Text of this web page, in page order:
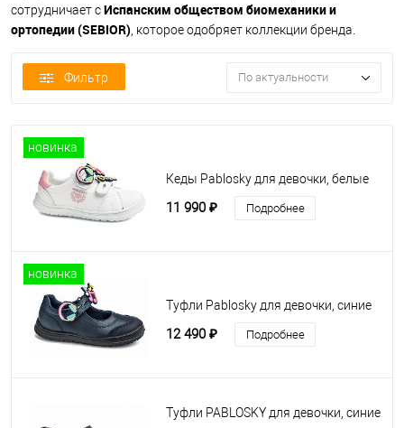
сотрудничает сИспанским обществом биомеханики и
ортопедии (SEBIOR) , которое одобряет коллекции бренда.
Фильтр По актуальности
новинка
Кеды Pablosky для девочки, белые
11 990 ₽ Подробнее
новинка
Туфли Pablosky для девочки, синие
12 490 ₽ Подробнее
Туфли PABLOSKY для девочки, синие